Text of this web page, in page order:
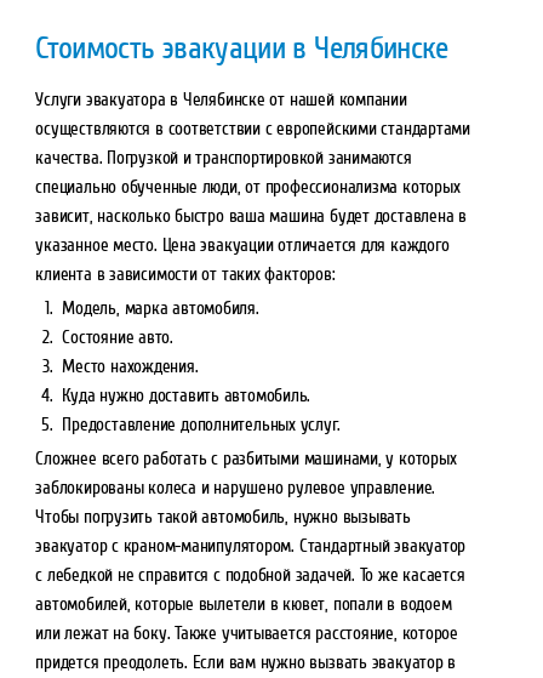
Стоимость эвакуации в Челябинске
Услуги эвакуатора в Челябинске от нашей компании
осуществляются в соответствии с европейскими стандартами
качества. Погрузкой и транспортировкой занимаются
специально обученные люди, от профессионализма которых
зависит, насколько быстро ваша машина будет доставлена в
указанное место. Цена эвакуации отличается для каждого
клиента в зависимости от таких факторов:
Модель, марка автомобиля.
Состояние авто.
Место нахождения.
Куда нужно доставить автомобиль.
Предоставление дополнительных услуг.
Сложнее всего работать с разбитыми машинами, у которых
заблокированы колеса и нарушено рулевое управление.
Чтобы погрузить такой автомобиль, нужно вызывать
эвакуатор с краном-манипулятором. Стандартный эвакуатор
с лебедкой не справится с подобной задачей. То же касается
автомобилей, которые вылетели в кювет, попали в водоем
или лежат на боку. Также учитывается расстояние, которое
придется преодолеть. Если вам нужно вызвать эвакуатор в